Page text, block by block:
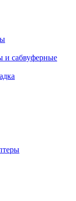
и сабвуферные